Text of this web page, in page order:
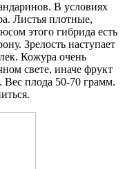
В условиях
Листья плотные,
этого гибрида есть
Зрелость наступает
Кожура очень
свете, иначе фрукт
Вес плода 50-70 грамм.